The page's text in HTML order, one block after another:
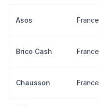
Asos France
Brico Cash France
Chausson France